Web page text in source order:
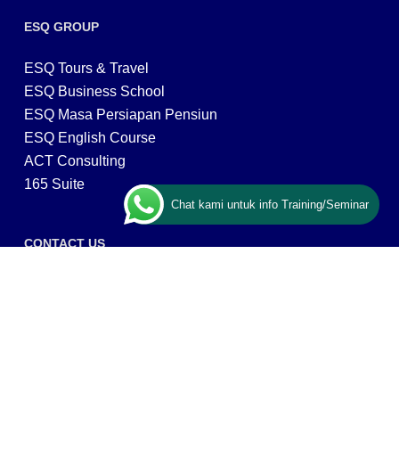
ESQ GROUP
ESQ Tours & Travel
ESQ Business School
ESQ Masa Persiapan Pensiun
ESQ English Course
ACT Consulting
165 Suite
CONTACT US
Chat kami untuk info Training/Seminar